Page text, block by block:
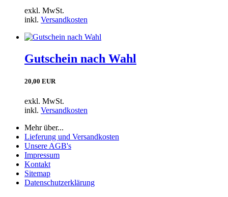
exkl. MwSt.
inkl. Versandkosten
Gutschein nach Wahl
20,00 EUR
exkl. MwSt.
inkl. Versandkosten
Mehr über...
Lieferung und Versandkosten
Unsere AGB's
Impressum
Kontakt
Sitemap
Datenschutzerklärung